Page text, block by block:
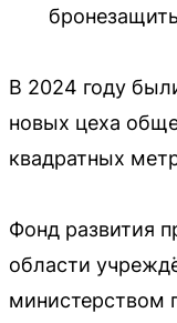
В 2024 году
новых цеха
квадратных
Фонд развития
области
министерством